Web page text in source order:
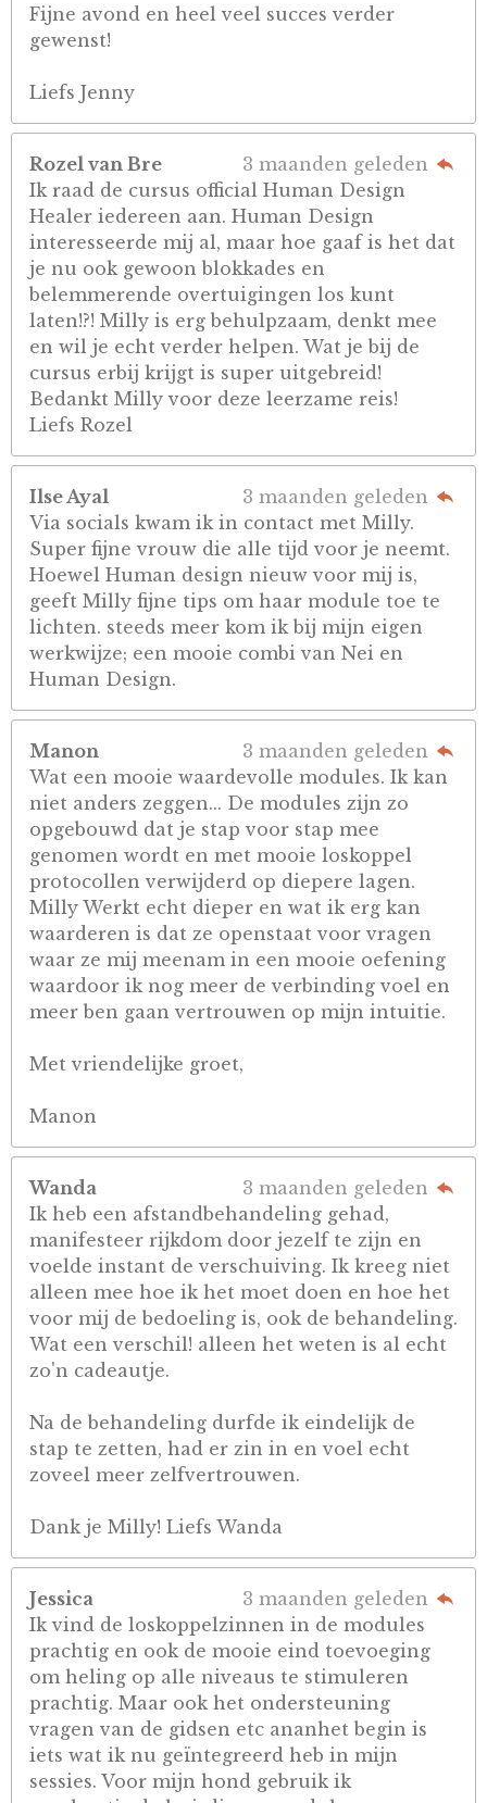
Fijne avond en heel veel succes verder
gewenst!
Liefs Jenny
Rozel van Bre
3 maanden geleden
Ik raad de cursus official Human Design
Healer iedereen aan. Human Design
interesseerde mij al, maar hoe gaaf is het dat
je nu ook gewoon blokkades en
belemmerende overtuigingen los kunt
laten!?! Milly is erg behulpzaam, denkt mee
en wil je echt verder helpen. Wat je bij de
cursus erbij krijgt is super uitgebreid!
Bedankt Milly voor deze leerzame reis!
Liefs Rozel
Ilse Ayal
3 maanden geleden
Via socials kwam ik in contact met Milly.
Super fijne vrouw die alle tijd voor je neemt.
Hoewel Human design nieuw voor mij is,
geeft Milly fijne tips om haar module toe te
lichten. steeds meer kom ik bij mijn eigen
werkwijze; een mooie combi van Nei en
Human Design.
Manon
3 maanden geleden
Wat een mooie waardevolle modules. Ik kan
niet anders zeggen... De modules zijn zo
opgebouwd dat je stap voor stap mee
genomen wordt en met mooie loskoppel
protocollen verwijderd op diepere lagen.
Milly Werkt echt dieper en wat ik erg kan
waarderen is dat ze openstaat voor vragen
waar ze mij meenam in een mooie oefening
waardoor ik nog meer de verbinding voel en
meer ben gaan vertrouwen op mijn intuitie.
Met vriendelijke groet,
Manon
Wanda
3 maanden geleden
Ik heb een afstandbehandeling gehad,
manifesteer rijkdom door jezelf te zijn en
voelde instant de verschuiving. Ik kreeg niet
alleen mee hoe ik het moet doen en hoe het
voor mij de bedoeling is, ook de behandeling.
Wat een verschil! alleen het weten is al echt
zo'n cadeautje.
Na de behandeling durfde ik eindelijk de
stap te zetten, had er zin in en voel echt
zoveel meer zelfvertrouwen.
Dank je Milly! Liefs Wanda
Jessica
3 maanden geleden
Ik vind de loskoppelzinnen in de modules
prachtig en ook de mooie eind toevoeging
om heling op alle niveaus te stimuleren
prachtig. Maar ook het ondersteuning
vragen van de gidsen etc ananhet begin is
iets wat ik nu geïntegreerd heb in mijn
sessies. Voor mijn hond gebruik ik